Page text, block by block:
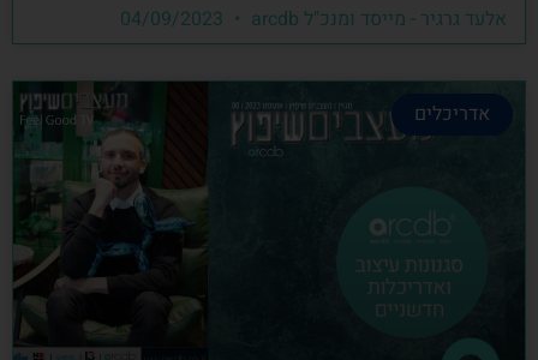
אלעד גרגיר - מייסד ומנכ"ל arcdb
אדריכלים